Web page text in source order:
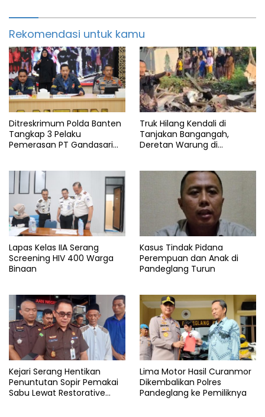
Rekomendasi untuk kamu
Ditreskrimum Polda Banten
Tangkap 3 Pelaku
Pemerasan PT Gandasari
Truk Hilang Kendali di
Tanjakan Bangangah,
Deretan Warung di
Lapas Kelas IIA Serang
Screening HIV 400 Warga
Binaan
Kasus Tindak Pidana
Perempuan dan Anak di
Pandeglang Turun
Kejari Serang Hentikan
Penuntutan Sopir Pemakai
Sabu Lewat Restorative
Lima Motor Hasil Curanmor
Dikembalikan Polres
Pandeglang ke Pemiliknya